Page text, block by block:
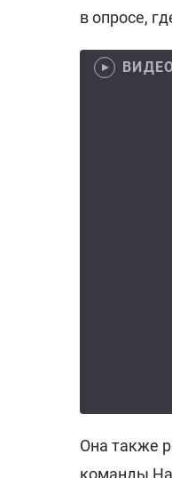
в опросе,
Она также
команды